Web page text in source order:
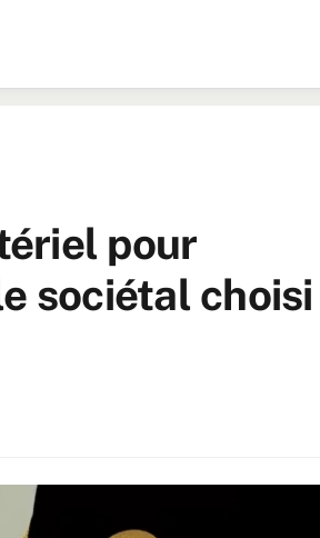
pour
sociétal choisi